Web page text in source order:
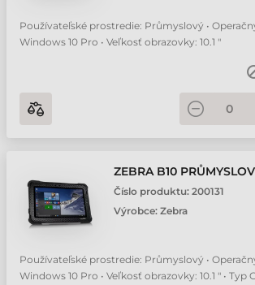
Používateľské prostredie: Průmyslový •
Windows 10 Pro • Veľkosť obrazovky: 10.1 "
ZEBRA B10
Číslo produktu: 200131
Výrobce: Zebra
Používateľské prostredie: Průmyslový •
Windows 10 Pro • Veľkosť obrazovky: 10.1 " • Typ